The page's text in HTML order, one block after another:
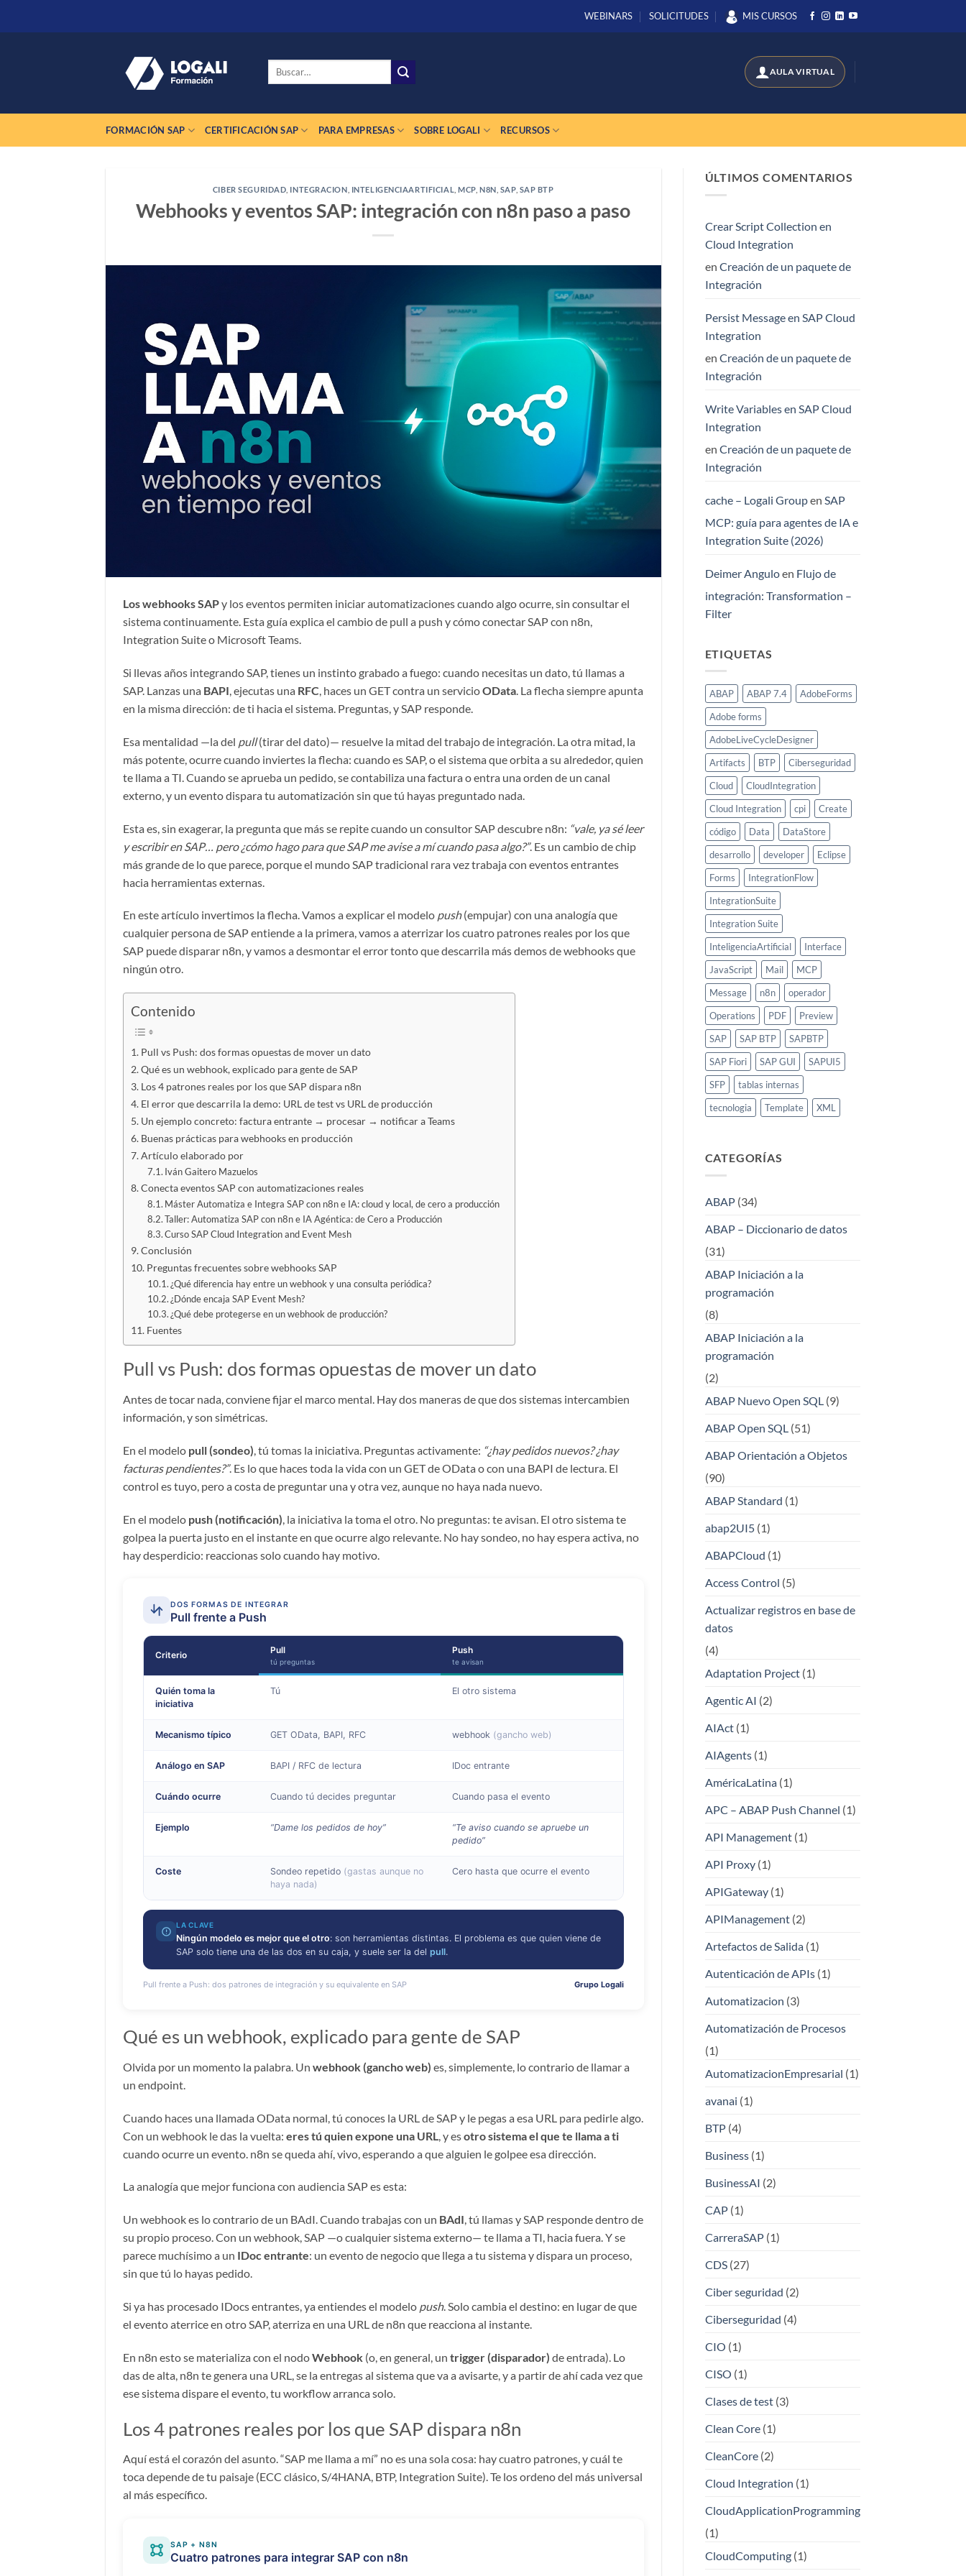
WEBINARS SOLICITUDES MIS CURSOS
Buscar
FORMACIÓN SAP CERTIFICACIÓN SAP PARA EMPRESAS SOBRE LOGALI RECURSOS
CIBER SEGURIDAD INTEGRACION INTELIGENCIAARTIFICIAL ,MCP,N8N SAP, SAP BTP
Webhooks y eventos SAP: integración con n8n paso a paso
Los webhooks SAPy los eventos permiten iniciar automatizaciones cuando algo ocurre, sin consultar el
sistema continuamente. Esta guía explica el cambio de pull a push y cómo conectar SAP con n8n,
Integration Suite o Microsoft Teams.
Si llevas años integrando SAP, tienes un instinto grabado a fuego: cuando necesitas un dato, tú llamas a
SAP. Lanzas una BAPI, ejecutas una RFC, haces un GETcontra un servicioOData. La flecha siempre apunta
en la misma dirección: de ti hacia el sistema. Preguntas, y SAP responde.
Esa mentalidad —la del pull(tirar del dato)— resuelve la mitad del trabajo de integración. La otra mitad, la
más potente, ocurre cuando inviertes la flecha: cuando es SAP, o el sistema que orbita a su alrededor, quien
te llama a TI. Cuando se aprueba un pedido, se contabiliza una factura o entra una orden de un canal
externo, y un evento dispara tu automatización sin que tú hayas preguntado nada.
Esta es, sin exagerar, la pregunta que más se repite cuando un consultor SAP descubre n8n: “vale, ya sé leer
y escribir en SAP… pero ¿cómo hago para que SAP me avise a mí cuando pasa algo?”. Es un cambio de chip
más grande de lo que parece, porque el mundo SAP tradicional rara vez trabaja con eventos entrantes
hacia herramientas externas.
En este artículo invertimos la flecha. Vamos a explicar el modelo push(empujar) con una analogía que
cualquier persona de SAP entiende a la primera, vamos a aterrizar los cuatro patrones reales por los que
SAP puede disparar n8n, y vamos a desmontar el error tonto que descarrila más demos de webhooks que
ningún otro.
Contenido
Pull vs Push: dos formas opuestas de mover un dato
Qué es un webhook, explicado para gente de SAP
Los 4 patrones reales por los que SAP dispara n8n
El error que descarrila la demo: URL de test vs URL de producción
Un ejemplo concreto: factura entrante → procesar → notificar a Teams
Buenas prácticas para webhooks en producción
Artículo elaborado por
Iván Gaitero Mazuelos
Conecta eventos SAP con automatizaciones reales
Máster Automatiza e Integra SAP con n8n e IA: cloud y local, de cero a producción
Taller: Automatiza SAP con n8n e IA Agéntica: de Cero a Producción
Curso SAP Cloud Integration and Event Mesh
Conclusión
Preguntas frecuentes sobre webhooks SAP
¿Qué diferencia hay entre un webhook y una consulta periódica?
¿Dónde encaja SAP Event Mesh?
¿Qué debe protegerse en un webhook de producción?
Fuentes
Pull vs Push: dos formas opuestas de mover un dato
Antes de tocar nada, conviene fijar el marco mental. Hay dos maneras de que dos sistemas intercambien
información, y son simétricas.
En el modelo pull (sondeo) , tú tomas la iniciativa. Preguntas activamente: “¿hay pedidos nuevos? ¿hay
facturas pendientes?”. Es lo que haces toda la vida con un GETde OData o con una BAPI de lectura. El
control es tuyo, pero a costa de preguntar una y otra vez, aunque no haya nada nuevo.
En el modelo push (notificación) , la iniciativa la toma el otro. No preguntas: te avisan. El otro sistema te
golpea la puerta justo en el instante en que ocurre algo relevante. No hay sondeo, no hay espera activa, no
hay desperdicio: reaccionas solo cuando hay motivo.
Qué es un webhook, explicado para gente de SAP
Olvida por un momento la palabra. Un webhook (gancho web) es, simplemente, lo contrario de llamar a
un endpoint.
Cuando haces una llamada OData normal, tú conoces la URL de SAP y le pegas a esa URL para pedirle algo.
Con un webhook le das la vuelta: eres tú quien expone una URL , y esotro sistema el que te llama a ti
cuando ocurre un evento. n8n se queda ahí, vivo, esperando a que alguien le golpee esa dirección.
La analogía que mejor funciona con audiencia SAP es esta:
Un webhook es lo contrario de un BAdI. Cuando trabajas con un BAdI, tú llamas y SAP responde dentro de
su propio proceso. Con un webhook, SAP —o cualquier sistema externo— te llama a TI, hacia fuera. Y se
parece muchísimo a un IDoc entrante: un evento de negocio que llega a tu sistema y dispara un proceso,
sin que tú lo hayas pedido.
Si ya has procesado IDocs entrantes, ya entiendes el modelo push. Solo cambia el destino: en lugar de que
el evento aterrice en otro SAP, aterriza en una URL de n8n que reacciona al instante.
En n8n esto se materializa con el nodoWebhook (o, en general, un trigger (disparador) de entrada). Lo
das de alta, n8n te genera una URL, se la entregas al sistema que va a avisarte, y a partir de ahí cada vez que
ese sistema dispare el evento, tu workflow arranca solo.
Los 4 patrones reales por los que SAP dispara n8n
Aquí está el corazón del asunto. “SAP me llama a mí” no es una sola cosa: hay cuatro patrones, y cuál te
toca depende de tu paisaje (ECC clásico, S/4HANA, BTP, Integration Suite). Te los ordeno del más universal
al más específico.
ÚLTIMOS COMENTARIOS
Crear Script Collection en
Cloud Integration
en Creación de un paquete de
Integración
Persist Message en SAP Cloud
Integration
en Creación de un paquete de
Integración
Write Variables en SAP Cloud
Integration
en Creación de un paquete de
Integración
cache – Logali Groupen SAP
MCP: guía para agentes de IA e
Integration Suite (2026)
Deimer Anguloen Flujo de
integración: Transformation –
Filter
ETIQUETAS
ABAP ABAP 7.4
AdobeForms
Adobe forms
AdobeLiveCycleDesigner
Artifacts
BTP
Ciberseguridad
Cloud
CloudIntegration
Cloud Integration
cpi
Create
código
Data
DataStore
desarrollo
developer
Eclipse
Forms
IntegrationFlow
IntegrationSuite
Integration Suite
InteligenciaArtificial
Interface
JavaScript
Mail
MCP
Message
n8n
operador
Operations
PDF
Preview
SAP
SAP BTP
SAPBTP
SAP Fiori
SAP GUI
SAPUI5
SFP
tablas internas
tecnologia
Template XML
CATEGORÍAS
ABAP(34)
ABAP – Diccionario de datos
(31)
ABAP Iniciación a la
programación
(8)
ABAP Iniciación a la
programación
(2)
ABAP Nuevo Open SQL (9)
ABAP Open SQL (51)
ABAP Orientación a Objetos
(90)
ABAP Standard (1)
abap2UI5(1)
ABAPCloud (1)
Access Control (5)
Actualizar registros en base de
datos
(4)
Adaptation Project(1)
Agentic AI (2)
AIAct(1)
AIAgents(1)
AméricaLatina(1)
APC – ABAP Push Channel (1)
API Management(1)
API Proxy(1)
APIGateway(1)
APIManagement(2)
Artefactos de Salida(1)
Autenticación de APIs(1)
Automatizacion (3)
Automatización de Procesos
(1)
AutomatizacionEmpresarial (1)
avanai (1)
BTP(4)
Business(1)
BusinessAI (2)
CAP(1)
CarreraSAP(1)
CDS(27)
Ciber seguridad (2)
Ciberseguridad (4)
CIO (1)
CISO (1)
Clases de test(3)
Clean Core(1)
CleanCore(2)
Cloud Integration (1)
CloudApplicationProgramming
(1)
CloudComputing(1)